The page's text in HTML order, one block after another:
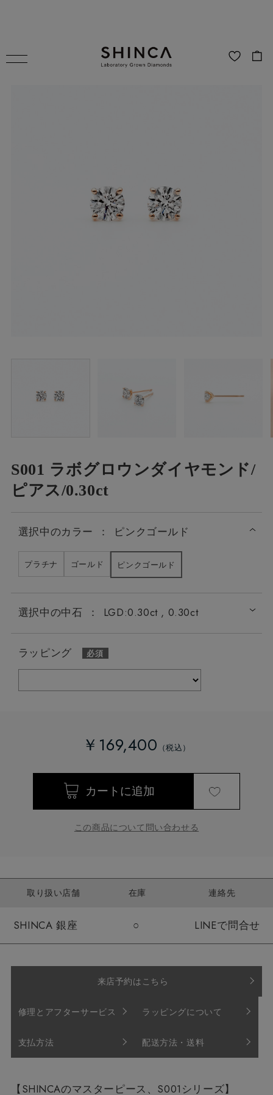
S001 ラボグロウンダイヤモンド/
ピアス/0.30ct
選択中のカラー ： ピンクゴールド
プラチナ ゴールド ピンクゴールド
選択中の中石 ： LGD:0.30ct , 0.30ct
LGD:0.20ct , 0.20ct LGD:0.30ct , 0.30ct
ラッピング
￥169,400
この商品について問い合わせる
取り扱い店舗 在庫 連絡先
SHINCA 銀座 ○ LINEで問合せ
来店予約はこちら
修理とアフターサービス ラッピングについて
支払方法 配送方法・送料
【SHINCAのマスターピース、S001シリーズ】